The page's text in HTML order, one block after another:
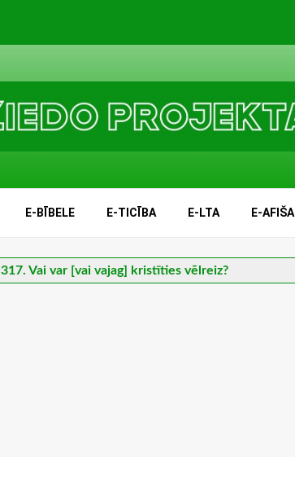
E-BĪBELE E-TICĪBA E-LTA E-AFIŠA
317. Vai var [vai vajag] kristīties vēlreiz?